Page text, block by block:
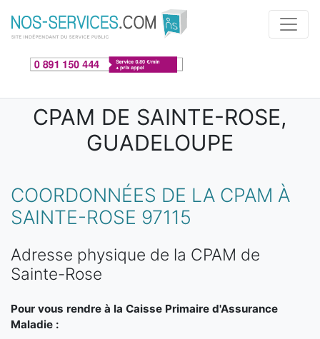
Aller au contenu principal
CPAM DE SAINTE-ROSE,
GUADELOUPE
COORDONNÉES DE LA CPAM À
SAINTE-ROSE 97115
Adresse physique de la CPAM de
Sainte-Rose
Pour vous rendre à la Caisse Primaire d'Assurance
Maladie :